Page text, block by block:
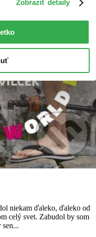
Zobraziť detaily
niekam ďaleko, ďaleko od
celý svet. Zabudol by som